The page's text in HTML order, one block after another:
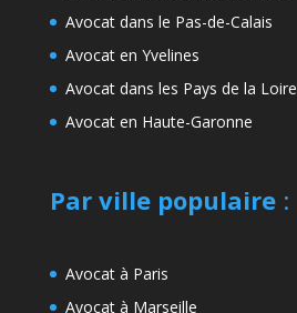
Avocat dans le Pas-de-Calais
Avocat en Yvelines
Avocat dans les Pays de la Loire
Avocat en Haute-Garonne
Par ville populaire:
Avocat à Paris
Avocat à Marseille